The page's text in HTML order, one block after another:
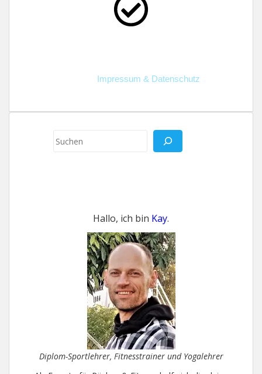
Impressum & Datenschutz
Suchen
Hallo, ich bin Kay.
Diplom-Sportlehrer, Fitnesstrainer und Yogalehrer